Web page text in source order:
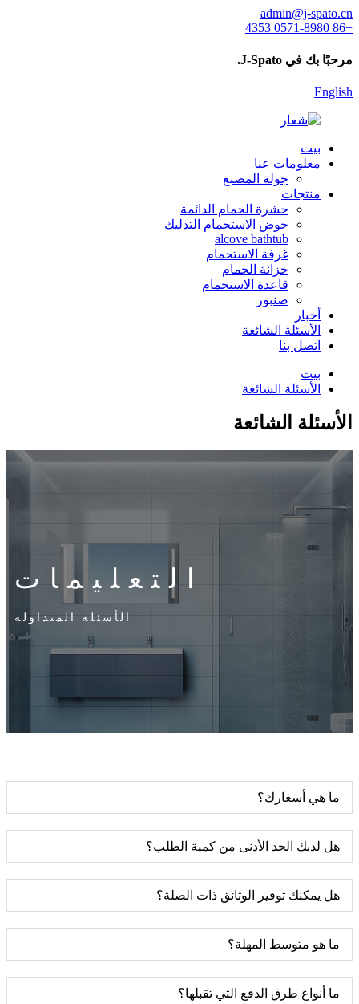
admin@j-spato.cn
+86 0571-8980 4353
مرحبًا بك في J-Spato.
English
بيت
معلومات عنا
جولة المصنع
منتجات
حشرة الحمام الدائمة
حوض الاستحمام التدليك
alcove bathtub
غرفة الاستحمام
خزانة الحمام
قاعدة الاستحمام
صنبور
أخبار
الأسئلة الشائعة
اتصل بنا
بيت
الأسئلة الشائعة
الأسئلة الشائعة
التعليمات
الأسئلة المتداولة
ما هي أسعارك؟
هل لديك الحد الأدنى من كمية الطلب؟
هل يمكنك توفير الوثائق ذات الصلة؟
ما هو متوسط ​​المهلة؟
ما أنواع طرق الدفع التي تقبلها؟